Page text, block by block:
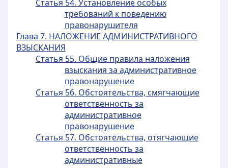
Статья 54. Установление особых
требований к поведению
правонарушителя
Глава 7. НАЛОЖЕНИЕ АДМИНИСТРАТИВНОГО
ВЗЫСКАНИЯ
Статья 55. Общие правила наложения
взыскания за административное
правонарушение
Статья 56. Обстоятельства, смягчающие
ответственность за
административное
правонарушение
Статья 57. Обстоятельства, отягчающие
ответственность за
административные